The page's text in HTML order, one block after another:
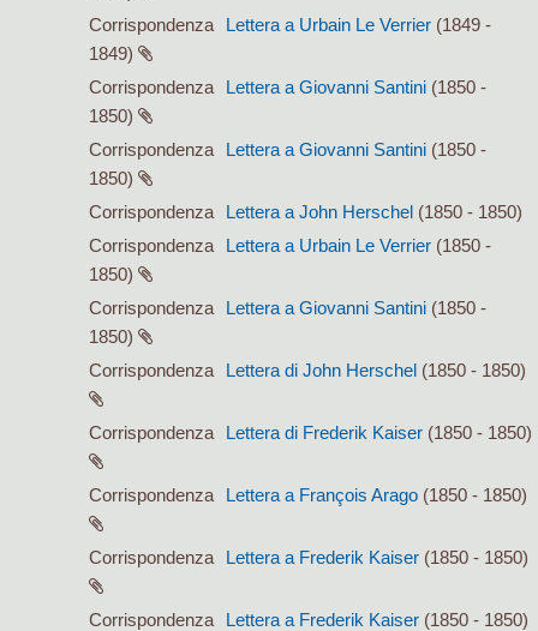
Corrispondenza
Lettera a Urbain Le Verrier (1849 -
1849)
Corrispondenza
Lettera a Giovanni Santini (1850 -
1850)
Corrispondenza
Lettera a Giovanni Santini (1850 -
1850)
Corrispondenza
Lettera a John Herschel (1850 - 1850)
Corrispondenza
Lettera a Urbain Le Verrier (1850 -
1850)
Corrispondenza
Lettera a Giovanni Santini (1850 -
1850)
Corrispondenza
Lettera di John Herschel (1850 - 1850)
Corrispondenza Lettera di Frederik Kaiser (1850 - 1850)
Corrispondenza Lettera a François Arago (1850 - 1850)
Corrispondenza Lettera a Frederik Kaiser (1850 - 1850)
Corrispondenza Lettera a Frederik Kaiser (1850 - 1850)